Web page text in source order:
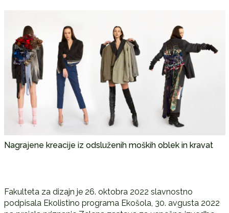
Nagrajene kreacije iz odsluženih moških oblek in kravat
Fakulteta za dizajn je 26. oktobra 2022 slavnostno
podpisala Ekolistino programa Ekošola, 30. avgusta 2022